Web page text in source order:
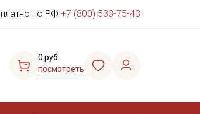
по РФ +7 (800) 533-75-43
0 руб.
посмотреть